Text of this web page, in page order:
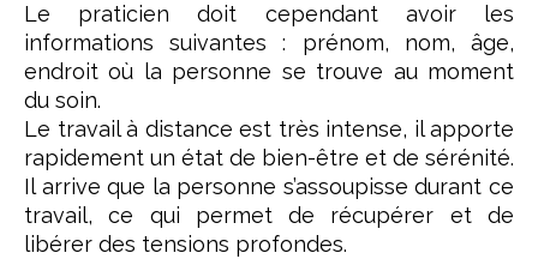
Le praticien doit cependant avoir les
informations suivantes : prénom, nom, âge,
endroit où la personne se trouve au moment
du soin.
Le travail à distance est très intense, il apporte
rapidement un état de bien-être et de sérénité.
Il arrive que la personne s’assoupisse durant ce
travail, ce qui permet de récupérer et de
libérer des tensions profondes.